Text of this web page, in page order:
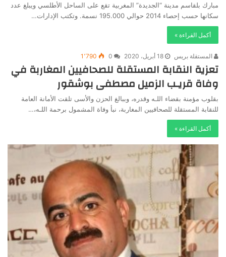
مبارك بلقاسم مدينة “الجديدة” المغربية تقع على الساحل الأطلسي ويبلغ عدد
سكانها حسب إحصاء 2014 حوالي 195.000 نسمة. وتكتب الإدارات…
أكمل القراءة »
المستقلة بريس 18 أبريل، 2020 0 1٬790
تعزية النقابة المستقلة للصحافيين المغاربة في
وفاة قريـب الزميل مصطفى بوشقور
بقلوب مؤمنة بقضاء اللـه وقدره، وببالغ الحزن والأسى تلقت الأمانة العامة
للنقابة المستقلة للصحافيين المغاربة، نبأ وفاة المشمول برحمة اللـه،…
أكمل القراءة »